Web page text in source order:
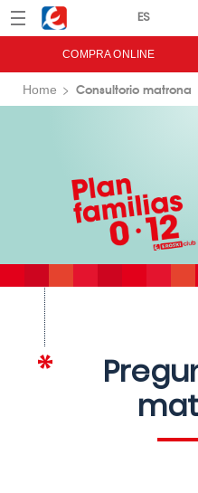
Menú Eroski
COMPRA ONLINE
Home Consultorio matrona